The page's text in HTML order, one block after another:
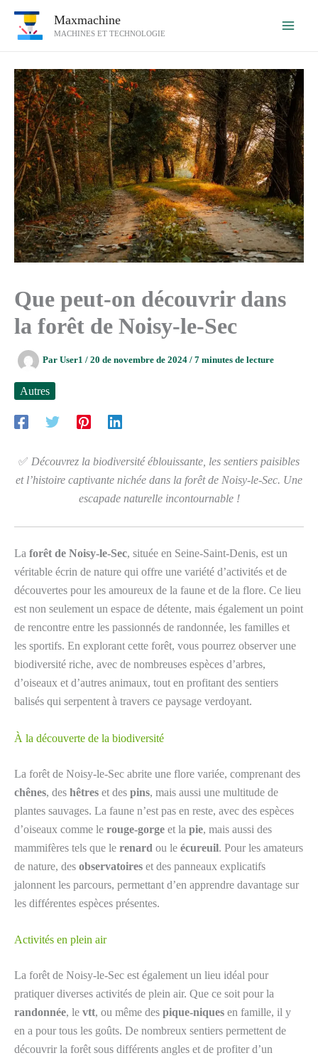
Maxmachine
MACHINES ET TECHNOLOGIE
Que peut-on découvrir dans
la forêt de Noisy-le-Sec
Par User1 / 20 de novembre de 2024 / 7 minutes de lecture
Autres
✅ Découvrez la biodiversité éblouissante, les sentiers paisibles
et l’histoire captivante nichée dans la forêt de Noisy-le-Sec. Une
escapade naturelle incontournable !
La forêt de Noisy-le-Sec, située en Seine-Saint-Denis, est un
véritable écrin de nature qui offre une variété d’activités et de
découvertes pour les amoureux de la faune et de la flore. Ce lieu
est non seulement un espace de détente, mais également un point
de rencontre entre les passionnés de randonnée, les familles et
les sportifs. En explorant cette forêt, vous pourrez observer une
biodiversité riche, avec de nombreuses espèces d’arbres,
d’oiseaux et d’autres animaux, tout en profitant des sentiers
balisés qui serpentent à travers ce paysage verdoyant.
À la découverte de la biodiversité
La forêt de Noisy-le-Sec abrite une flore variée, comprenant des
chênes, des hêtres et des pins, mais aussi une multitude de
plantes sauvages. La faune n’est pas en reste, avec des espèces
d’oiseaux comme le rouge-gorge et la pie, mais aussi des
mammifères tels que le renard ou le écureuil. Pour les amateurs
de nature, des observatoires et des panneaux explicatifs
jalonnent les parcours, permettant d’en apprendre davantage sur
les différentes espèces présentes.
Activités en plein air
La forêt de Noisy-le-Sec est également un lieu idéal pour
pratiquer diverses activités de plein air. Que ce soit pour la
randonnée, le vtt, ou même des pique-niques en famille, il y
en a pour tous les goûts. De nombreux sentiers permettent de
découvrir la forêt sous différents angles et de profiter d’un